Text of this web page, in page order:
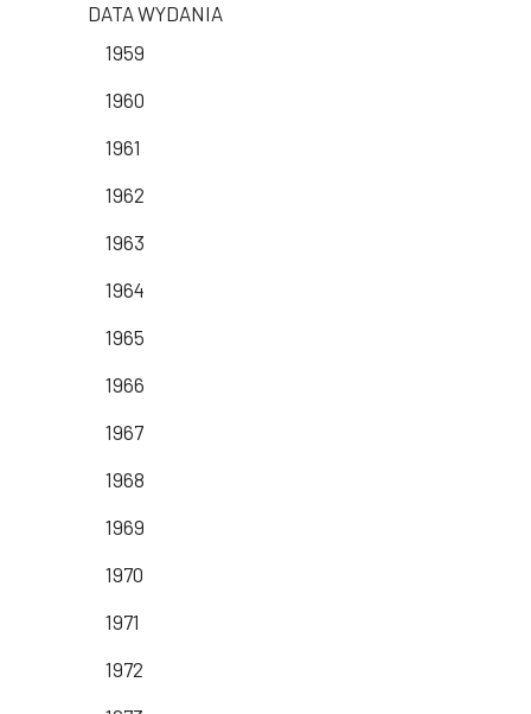
DATA WYDANIA
1959
1960
1961
1962
1963
1964
1965
1966
1967
1968
1969
1970
1971
1972